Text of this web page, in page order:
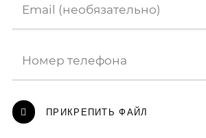
Email (необязательно)
Номер телефона
ПРИКРЕПИТЬ ФАЙЛ